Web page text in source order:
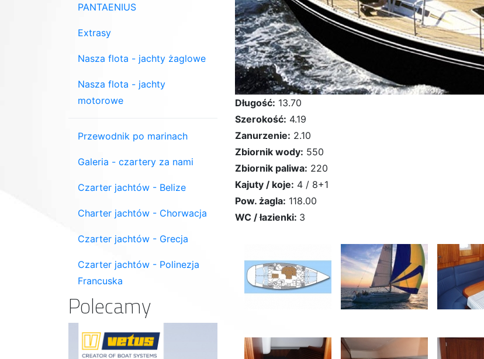
Długość: 13.70
Szerokość: 4.19
Zanurzenie: 2.10
Zbiornik wody: 550
Zbiornik paliwa: 220
Kajuty / koje: 4 / 8+1
Pow. żagla: 118.00
WC / łazienki: 3
PANTAENIUS
Extrasy
Nasza flota - jachty żaglowe
Nasza flota - jachty
motorowe
Przewodnik po marinach
Galeria - czartery za nami
Czarter jachtów - Belize
Charter jachtów - Chorwacja
Czarter jachtów - Grecja
Czarter jachtów - Polinezja
Francuska
Polecamy